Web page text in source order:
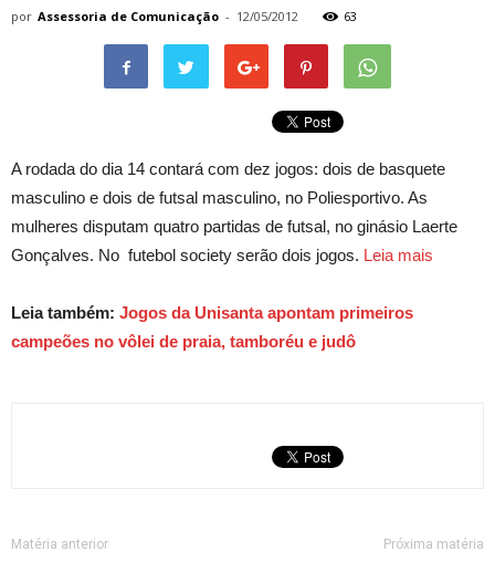
por Assessoria de Comunicação - 12/05/2012 63
A rodada do dia 14 contará com dez jogos: dois de basquete
masculino e dois de futsal masculino, no Poliesportivo. As
mulheres disputam quatro partidas de futsal, no ginásio Laerte
Gonçalves. No futebol society serão dois jogos. Leia mais
Leia também: Jogos da Unisanta apontam primeiros
campeões no vôlei de praia, tamboréu e judô
Matéria anterior Próxima matéria